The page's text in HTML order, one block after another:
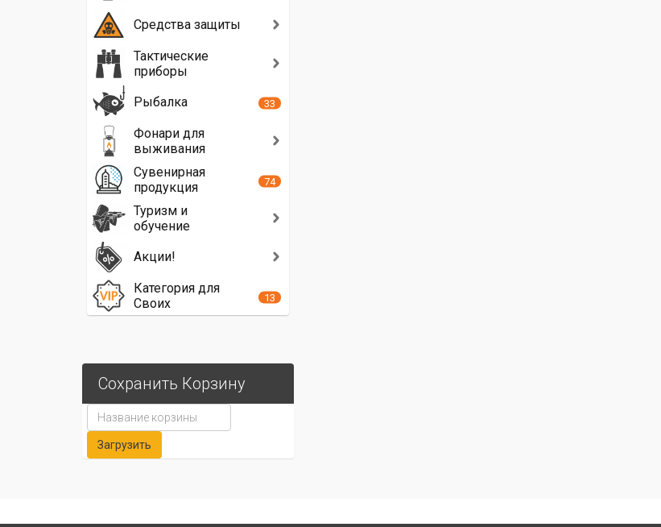
Средства защиты
Тактические
приборы
Рыбалка
33
Фонари для
выживания
Сувенирная
продукция
74
Туризм и
обучение
Акции!
Категория для
Своих
13
Сохранить Корзину